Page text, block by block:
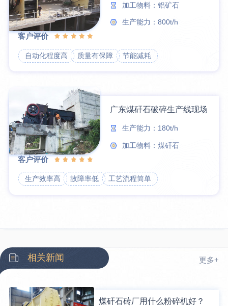
加工物料：铝矿石
生产能力：800t/h
客户评价
自动化程度高 质量有保障 节能减耗
广东煤矸石破碎生产线现场
生产能力：180t/h
加工物料：煤矸石
客户评价
生产效率高 故障率低 工艺流程简单
相关新闻 更多+
煤矸石砖厂用什么粉碎机好？